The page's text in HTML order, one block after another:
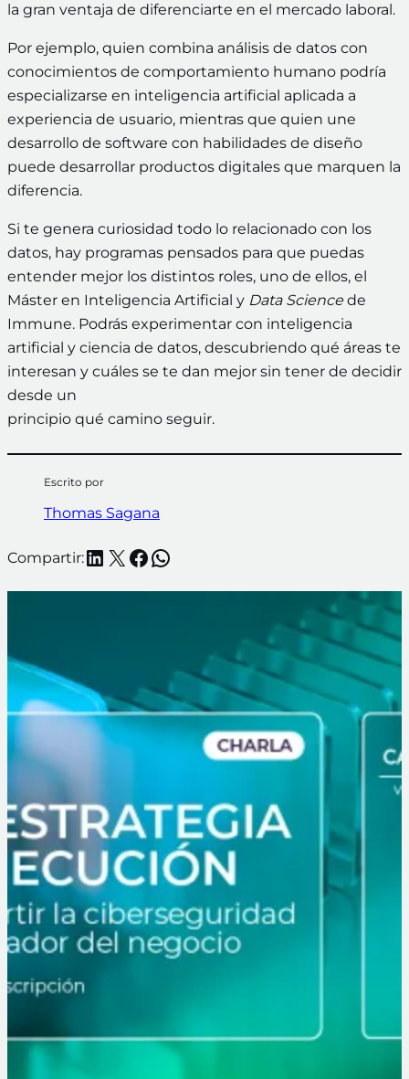
la gran ventaja de diferenciarte en el mercado laboral.
Por ejemplo, quien combina análisis de datos con
conocimientos de comportamiento humano podría
especializarse en inteligencia artificial aplicada a
experiencia de usuario, mientras que quien une
desarrollo de software con habilidades de diseño
puede desarrollar productos digitales que marquen la
diferencia.
Si te genera curiosidad todo lo relacionado con los
datos, hay programas pensados para que puedas
entender mejor los distintos roles, uno de ellos, el
Máster en Inteligencia Artificial y Data Sciencede
Immune. Podrás experimentar con inteligencia
artificial y ciencia de datos, descubriendo qué áreas te
interesan y cuáles se te dan mejor sin tener de decidir
desde un
principio qué camino seguir.
Escrito por
Thomas Sagana
Compartir:LinkedIn
X Facebook
WhatsApp